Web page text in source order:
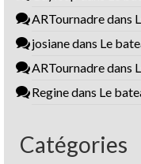
ARTournadredans
josianedans Le
ARTournadredans
Reginedans Le
Catégories